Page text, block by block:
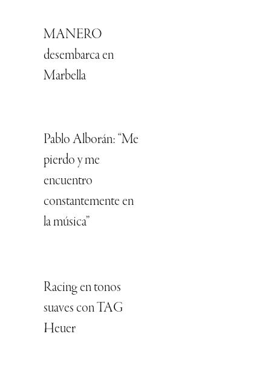
MANERO
desembarca en
Marbella
Pablo Alborán: “Me
pierdo y me
encuentro
constantemente en
la música”
Racing en tonos
suaves con TAG
Heuer